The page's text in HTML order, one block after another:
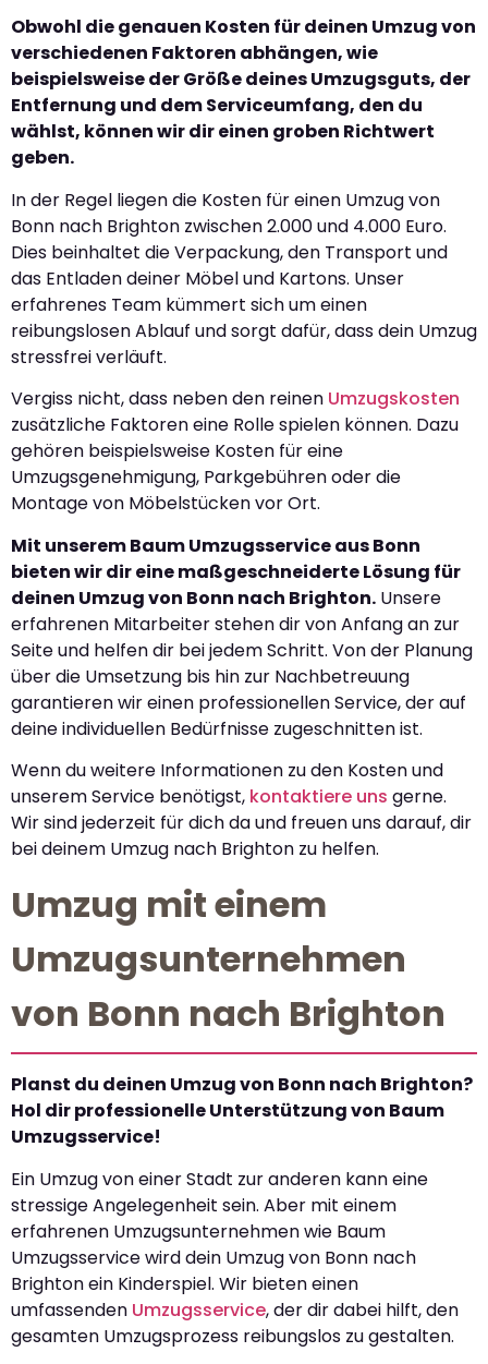
Obwohl die genauen Kosten für deinen Umzug von
verschiedenen Faktoren abhängen, wie
beispielsweise der Größe deines Umzugsguts, der
Entfernung und dem Serviceumfang, den du
wählst, können wir dir einen groben Richtwert
geben.
In der Regel liegen die Kosten für einen Umzug von
Bonn nach Brighton zwischen 2.000 und 4.000 Euro.
Dies beinhaltet die Verpackung, den Transport und
das Entladen deiner Möbel und Kartons. Unser
erfahrenes Team kümmert sich um einen
reibungslosen Ablauf und sorgt dafür, dass dein Umzug
stressfrei verläuft.
Vergiss nicht, dass neben den reinen Umzugskosten
zusätzliche Faktoren eine Rolle spielen können. Dazu
gehören beispielsweise Kosten für eine
Umzugsgenehmigung, Parkgebühren oder die
Montage von Möbelstücken vor Ort.
Mit unserem Baum Umzugsservice aus Bonn
bieten wir dir eine maßgeschneiderte Lösung für
deinen Umzug von Bonn nach Brighton. Unsere
erfahrenen Mitarbeiter stehen dir von Anfang an zur
Seite und helfen dir bei jedem Schritt. Von der Planung
über die Umsetzung bis hin zur Nachbetreuung
garantieren wir einen professionellen Service, der auf
deine individuellen Bedürfnisse zugeschnitten ist.
Wenn du weitere Informationen zu den Kosten und
unserem Service benötigst, kontaktiere uns gerne.
Wir sind jederzeit für dich da und freuen uns darauf, dir
bei deinem Umzug nach Brighton zu helfen.
Umzug mit einem
Umzugsunternehmen
von Bonn nach Brighton
Planst du deinen Umzug von Bonn nach Brighton?
Hol dir professionelle Unterstützung von Baum
Umzugsservice!
Ein Umzug von einer Stadt zur anderen kann eine
stressige Angelegenheit sein. Aber mit einem
erfahrenen Umzugsunternehmen wie Baum
Umzugsservice wird dein Umzug von Bonn nach
Brighton ein Kinderspiel. Wir bieten einen
umfassenden Umzugsservice, der dir dabei hilft, den
gesamten Umzugsprozess reibungslos zu gestalten.